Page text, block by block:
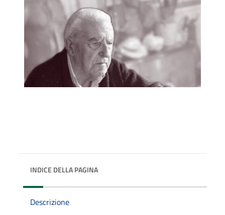
INDICE DELLA PAGINA
Descrizione